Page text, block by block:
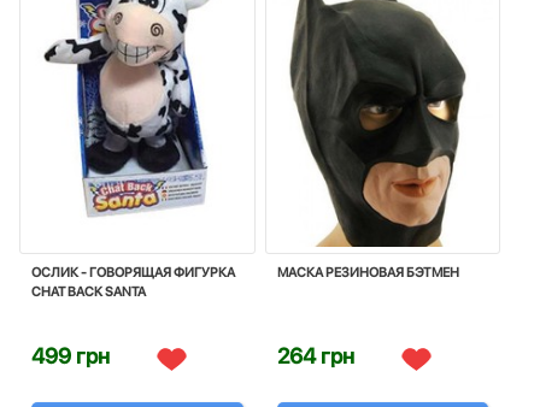
ОСЛИК - ГОВОРЯЩАЯ ФИГУРКА
CHAT BACK SANTA
499 грн
МАСКА РЕЗИНОВАЯ БЭТМЕН
264 грн